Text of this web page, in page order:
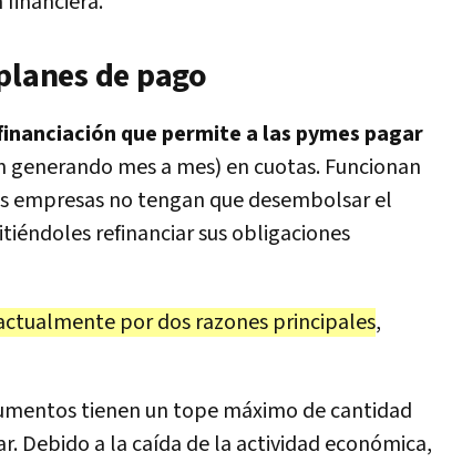
de pago
que permite a las pymes pagar
generando mes a mes) en cuotas. Funcionan
empresas no tengan que desembolsar el
refinanciar sus obligaciones
por dos razones principales,
tienen un tope máximo de cantidad
Debido a la caída de la actividad económica,